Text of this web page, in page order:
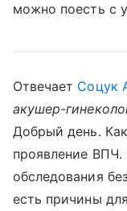
можно поесть с
Отвечает Соцук
акушер-
Добрый день.
проявление
обследования
есть причины